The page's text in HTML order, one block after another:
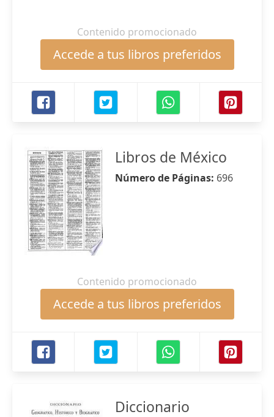
Contenido promocionado
Accede a tus libros preferidos
Libros de México
Número de Páginas: 696
Contenido promocionado
Accede a tus libros preferidos
Diccionario